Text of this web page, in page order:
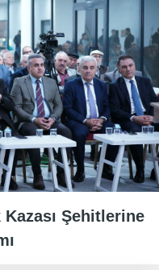
Şehitlerine